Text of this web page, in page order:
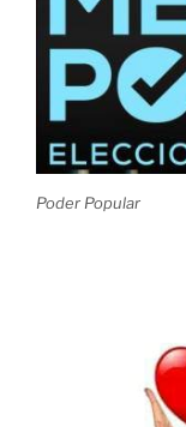
Poder Popular